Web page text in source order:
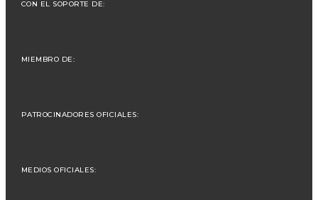
CON EL SOPORTE DE:
MIEMBRO DE:
PATROCINADORES OFICIALES:
MEDIOS OFICIALES: